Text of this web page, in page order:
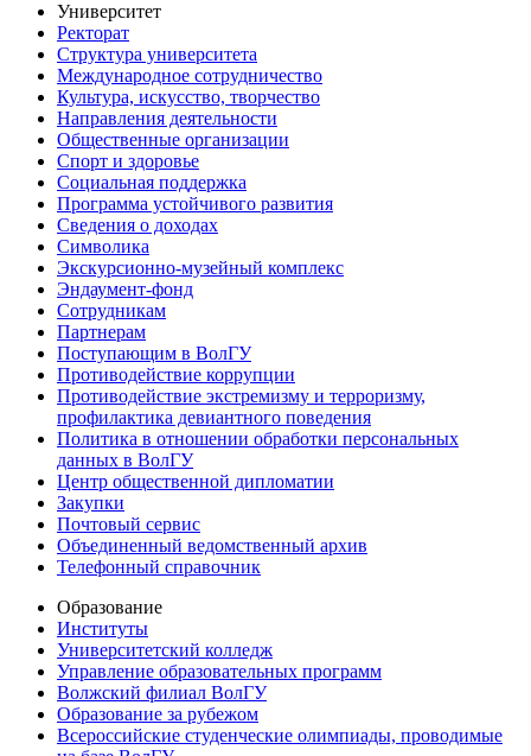
Университет
Ректорат
Структура университета
Международное сотрудничество
Культура, искусство, творчество
Направления деятельности
Общественные организации
Спорт и здоровье
Социальная поддержка
Программа устойчивого развития
Сведения о доходах
Символика
Экскурсионно-музейный комплекс
Эндаумент-фонд
Сотрудникам
Партнерам
Поступающим в ВолГУ
Противодействие коррупции
Противодействие экстремизму и терроризму,
профилактика девиантного поведения
Политика в отношении обработки персональных
данных в ВолГУ
Центр общественной дипломатии
Закупки
Почтовый сервис
Объединенный ведомственный архив
Телефонный справочник
Образование
Институты
Университетский колледж
Управление образовательных программ
Волжский филиал ВолГУ
Образование за рубежом
Всероссийские студенческие олимпиады, проводимые